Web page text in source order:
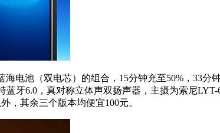
电池（双电芯）的组合，15分钟充至50%，33分
牙6.0，真对称立体声双扬声器，主摄为索尼
，其余三个版本均便宜100元。